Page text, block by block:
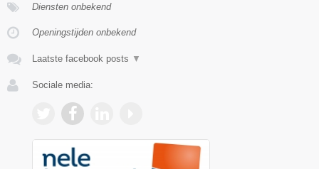
Diensten onbekend
Openingstijden onbekend
Laatste facebook posts ▼
Sociale media: